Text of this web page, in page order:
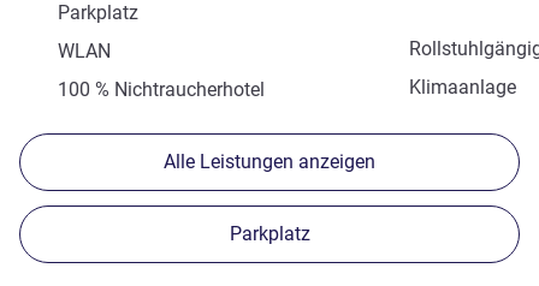
Parkplatz
WLAN
Klimaanlage
100 % Nichtraucherhotel
Alle Leistungen anzeigen
Parkplatz